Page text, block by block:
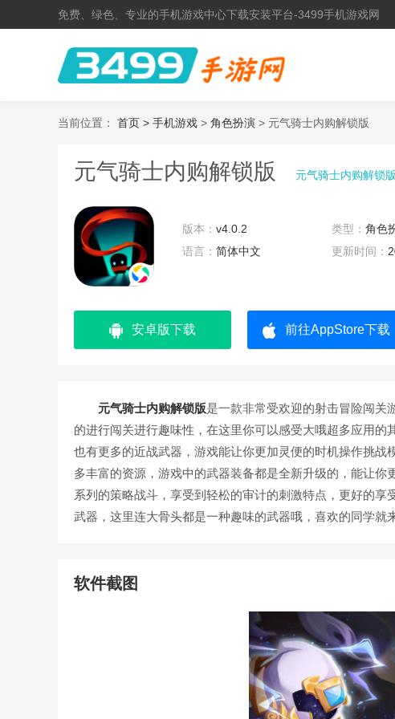
免费、绿色、专业的手机游戏中心下载安装平台-3499手机游戏网
当前位置： 首页 > 手机游戏 > 角色扮演 > 元气骑士内购解锁版
元气骑士内购解锁版 元气骑士内购解锁
版本： v4.0.2 类型：角色
语言： 简体中文 更新时间：
安卓版下载 前往AppStore下载
元气骑士内购解锁版是一款非常受欢迎的射击冒险闯关
的进行闯关进行趣味性，在这里你可以感受大哦超多应用的
也有更多的近战武器，游戏能让你更加灵便的时机操作挑
多丰富的资源，游戏中的武器装备都是全新升级的，能让
系列的策略战斗，享受到轻松的审计的刺激特点，更好的
武器，这里连大骨头都是一种趣味的武器哦，喜欢的同学就
软件截图